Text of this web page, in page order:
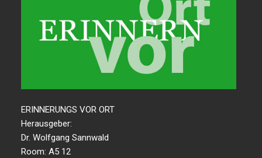
ERINNERUNGS VOR ORT
Herausgeber:
Dr. Wolfgang Sannwald
Room: A5 12